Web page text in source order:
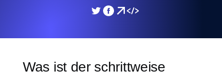
Was ist der schrittweise